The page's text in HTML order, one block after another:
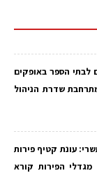
לבתי הספר באופקים
שדרת הניהול
עונת קטיף פירות
הפירות קורא